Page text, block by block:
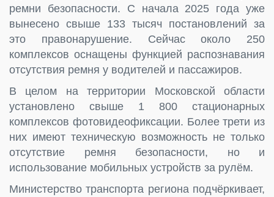
ремни безопасности. С начала 2025 года уже
вынесено свыше 133 тысяч постановлений за
это правонарушение. Сейчас около 250
комплексов оснащены функцией распознавания
отсутствия ремня у водителей и пассажиров.
В целом на территории Московской области
установлено свыше 1 800 стационарных
комплексов фотовидеофиксации. Более трети из
них имеют техническую возможность не только
отсутствие ремня безопасности, но и
использование мобильных устройств за рулём.
Министерство транспорта региона подчёркивает,